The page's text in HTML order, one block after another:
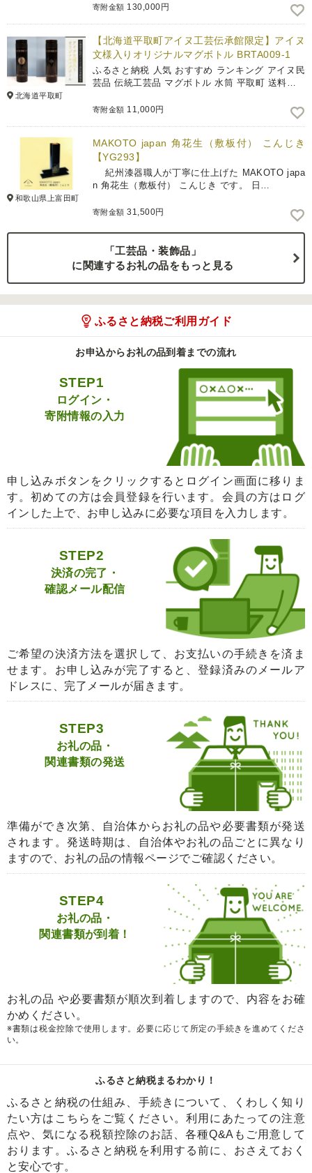
寄附金額 130,000円
北海道平取町
【北海道平取町アイヌ工芸伝承館限定】アイヌ
文様入りオリジナルマグボトル BRTA009-1
ふるさと納税 人気 おすすめ ランキング アイヌ民
芸品 伝統工芸品 マグボトル 水筒 平取町 送料…
寄附金額 11,000円
和歌山県上富田町
MAKOTO japan 角花生（敷板付） こんじき
【YG293】
紀州漆器職人が丁寧に仕上げた MAKOTO japa
n 角花生（敷板付） こんじき です。 日…
寄附金額 31,500円
「工芸品・装飾品」
に関連するお礼の品をもっと見る
ふるさと納税ご利用ガイド
お申込からお礼の品到着までの流れ
STEP1
ログイン・
寄附情報の入力
申し込みボタンをクリックするとログイン画面に移りま
す。初めての方は会員登録を行います。会員の方はログ
インした上で、お申し込みに必要な項目を入力します。
STEP2
決済の完了・
確認メール配信
ご希望の決済方法を選択して、お支払いの手続きを済ま
せます。お申し込みが完了すると、登録済みのメールア
ドレスに、完了メールが届きます。
STEP3
お礼の品・
関連書類の発送
準備ができ次第、自治体からお礼の品や必要書類が発送
されます。発送時期は、自治体やお礼の品ごとに異なり
ますので、お礼の品の情報ページでご確認ください。
STEP4
お礼の品・
関連書類が到着！
お礼の品 や必要書類が順次到着しますので、内容をお確
かめください。
※書類は税金控除で使用します。必要に応じて所定の手続きを進めてくださ
い。
ふるさと納税まるわかり！
ふるさと納税の仕組み、手続きについて、くわしく知り
たい方はこちらをご覧ください。利用にあたっての注意
点や、気になる税額控除のお話、各種Q&Aもご用意して
おります。ふるさと納税を利用する前に、おさえておく
と安心です。